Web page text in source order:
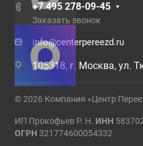
+7 495 278-09-45
Заказать звонок
info@centerpereezd.ru
105318, г. Москва, ул.
© 2026 Компания «Центр
ИП Прокофьев Р. Н. ИНН
ОГРН 321774600054332